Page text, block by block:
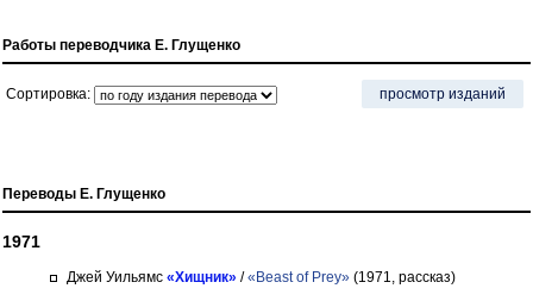
Работы переводчика Е. Глущенко
Сортировка: просмотр изданий
Переводы Е. Глущенко
1971
Джей Уильямс «Хищник» /«Beast of Prey» (1971, рассказ)